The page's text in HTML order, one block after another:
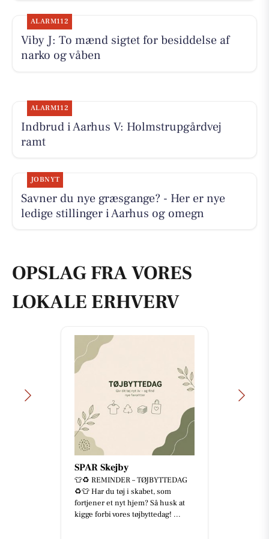
ALARM112
Viby J: To mænd sigtet for besiddelse af
narko og våben
ALARM112
Indbrud i Aarhus V: Holmstrupgårdvej
ramt
JOBNYT
Savner du nye græsgange? - Her er nye
ledige stillinger i Aarhus og omegn
OPSLAG FRA VORES
LOKALE ERHVERV
SPAR Skejby
👕♻️ REMINDER – TØJBYTTEDAG
♻️👕 Har du tøj i skabet, som
fortjener et nyt hjem? Så husk at
kigge forbi vores tøjbyttedag! ...